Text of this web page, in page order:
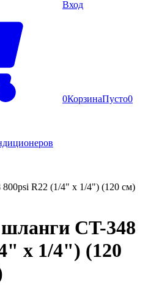
Вход
0КорзинаПусто0
R22 (1/4" х 1/4") (120 см)
CT-348
х 1/4") (120